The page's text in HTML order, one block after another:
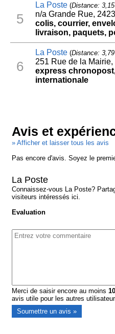
5
La Poste(Distance:
n/a Grande Rue,
colis, courrier,
livraison, paquets,
6
La Poste(Distance:
251 Rue de la Mairie,
express
internationale
Avis et
» Afficher et laisser tous les avis
Pas encore d'avis. Soyez le
La Poste
Connaissez-vous La Poste?
visiteurs intéressés ici.
Evaluation
Merci de saisir encore au moins
avis utile pour les autres